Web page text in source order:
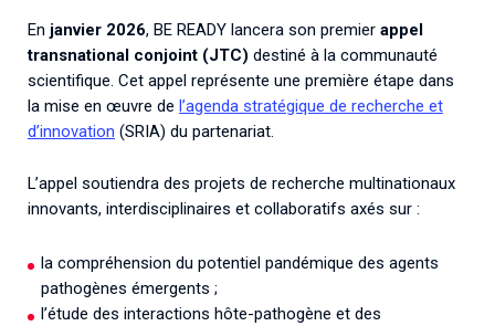
En janvier 2026, BE READY lancera son premier appel
transnational conjoint (JTC) destiné à la communauté
scientifique. Cet appel représente une première étape dans
la mise en œuvre de l’agenda stratégique de recherche et
d’innovation (SRIA) du partenariat.
L’appel soutiendra des projets de recherche multinationaux
innovants, interdisciplinaires et collaboratifs axés sur :
la compréhension du potentiel pandémique des agents
pathogènes émergents ;
l’étude des interactions hôte-pathogène et des